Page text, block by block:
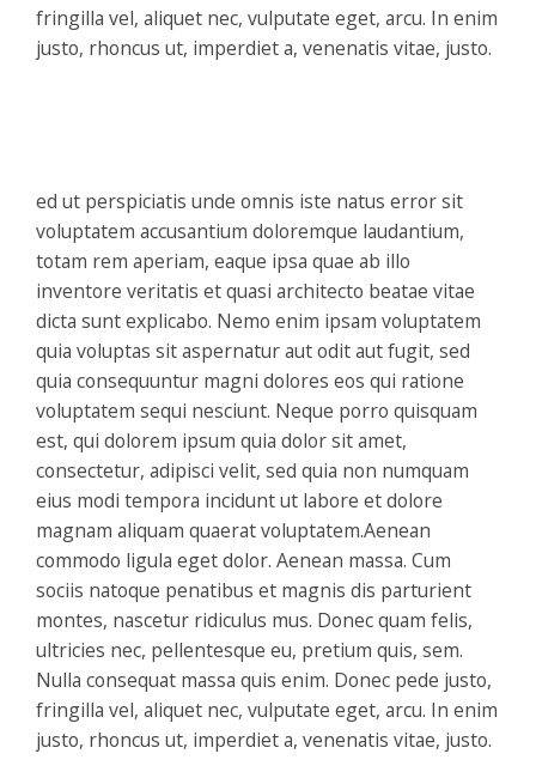
fringilla vel, aliquet nec, vulputate eget, arcu. In enim
justo, rhoncus ut, imperdiet a, venenatis vitae, justo.
ed ut perspiciatis unde omnis iste natus error sit
voluptatem accusantium doloremque laudantium,
totam rem aperiam, eaque ipsa quae ab illo
inventore veritatis et quasi architecto beatae vitae
dicta sunt explicabo. Nemo enim ipsam voluptatem
quia voluptas sit aspernatur aut odit aut fugit, sed
quia consequuntur magni dolores eos qui ratione
voluptatem sequi nesciunt. Neque porro quisquam
est, qui dolorem ipsum quia dolor sit amet,
consectetur, adipisci velit, sed quia non numquam
eius modi tempora incidunt ut labore et dolore
magnam aliquam quaerat voluptatem.Aenean
commodo ligula eget dolor. Aenean massa. Cum
sociis natoque penatibus et magnis dis parturient
montes, nascetur ridiculus mus. Donec quam felis,
ultricies nec, pellentesque eu, pretium quis, sem.
Nulla consequat massa quis enim. Donec pede justo,
fringilla vel, aliquet nec, vulputate eget, arcu. In enim
justo, rhoncus ut, imperdiet a, venenatis vitae, justo.